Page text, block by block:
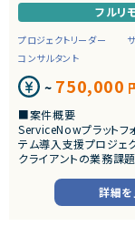
フルリ
プロジェクトリーダー
コンサルタント
~ 750,000
■案件概要
ServiceNowプラットフ
テム導入支援プロジェク
クライアントの業務課
だきます。
詳細を